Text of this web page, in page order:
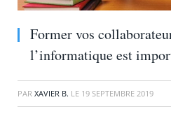
Former vos
l’informatique est
PAR XAVIER B. LE 19 SEPTEMBRE 2019